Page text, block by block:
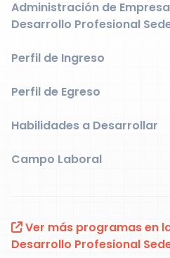
Administración de
Desarrollo Profesional
Perfil de Ingreso
Perfil de Egreso
Habilidades a Desarrollar
Campo Laboral
Ver más programas en
Desarrollo Profesional